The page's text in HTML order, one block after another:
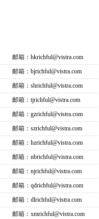
邮箱：hkrichful@vistra.com
邮箱：bjrichful@vistra.com
邮箱：shrichful@vistra.com
邮箱：tjrichful@vistra.com
邮箱：gzrichful@vistra.com
邮箱：szrichful@vistra.com
邮箱：hzrichful@vistra.com
邮箱：nbrichful@vistra.com
邮箱：njrichful@vistra.com
邮箱：qdrichful@vistra.com
邮箱：dlrichful@vistra.com
邮箱：xmrichful@vistra.com